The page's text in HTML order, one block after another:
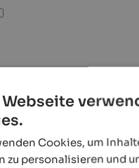
Webseite
Cookies, um
zu personalisieren und